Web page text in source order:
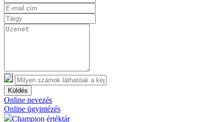
Küldés
Online nevezés
Online ügyintézés
Champion értéktár